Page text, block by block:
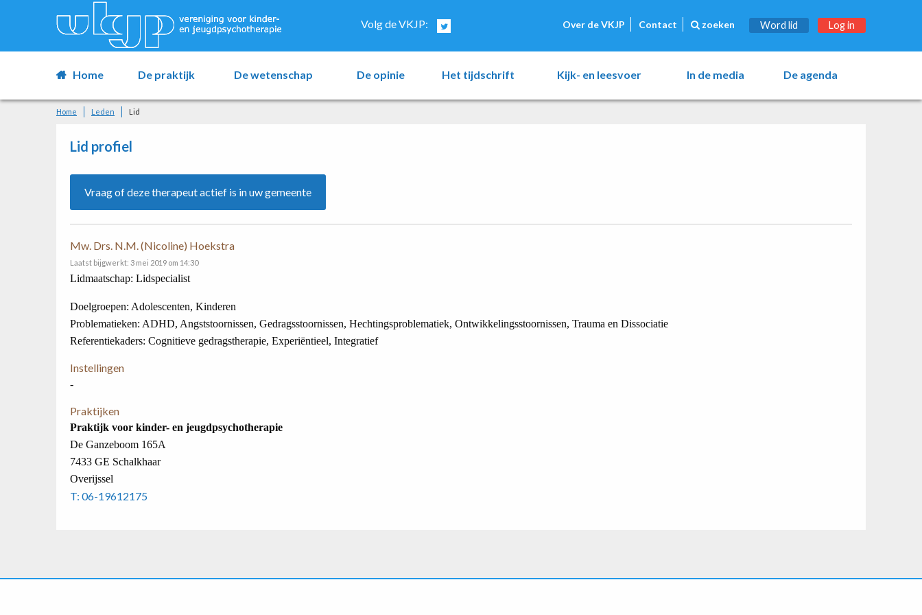
Over de VKJP Contact zoeken Word lid Log in
Volg de VKJP:
Home De praktijk De wetenschap De opinie Het tijdschrift Kijk- en leesvoer In de media De agenda
Home Leden Lid
Lid profiel
Vraag of deze therapeut actief is in uw gemeente
Mw. Drs. N.M. (Nicoline) Hoekstra
Laatst bijgwerkt: 3 mei 2019 om 14:30
Lidmaatschap: Lidspecialist
Doelgroepen: Adolescenten, Kinderen
Problematieken: ADHD, Angststoornissen, Gedragsstoornissen, Hechtingsproblematiek, Ontwikkelingsstoornissen, Trauma en Dissociatie
Referentiekaders: Cognitieve gedragstherapie, Experiëntieel, Integratief
Instellingen
-
Praktijken
Praktijk voor kinder- en jeugdpsychotherapie
De Ganzeboom 165A
7433 GE Schalkhaar
Overijssel
T: 06-19612175